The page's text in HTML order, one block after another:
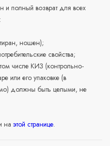
полный возврат для всех
ношен);
свойства;
числе КИЗ (контрольно-
или его упаковке (в
должны быть целыми, не
на этой странице.